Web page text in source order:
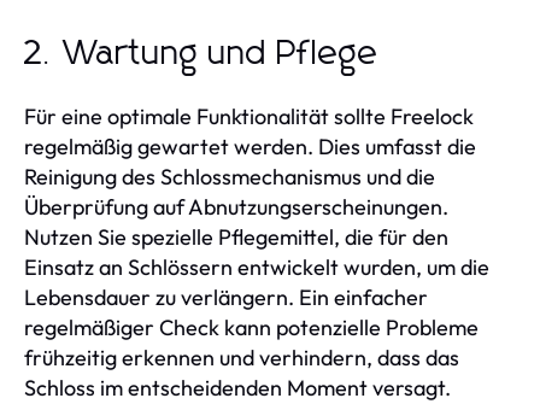
2. Wartung und Pflege
Für eine optimale Funktionalität sollte Freelock
regelmäßig gewartet werden. Dies umfasst die
Reinigung des Schlossmechanismus und die
Überprüfung auf Abnutzungserscheinungen.
Nutzen Sie spezielle Pflegemittel, die für den
Einsatz an Schlössern entwickelt wurden, um die
Lebensdauer zu verlängern. Ein einfacher
regelmäßiger Check kann potenzielle Probleme
frühzeitig erkennen und verhindern, dass das
Schloss im entscheidenden Moment versagt.